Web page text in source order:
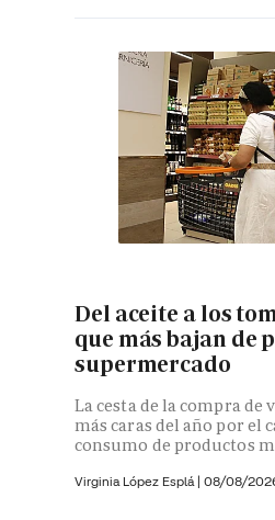
Del aceite a los
que más bajan de
supermercado
La cesta de la compra de
más caras del año por el
consumo de productos
Virginia López Esplá | 08/08/